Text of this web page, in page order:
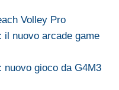
Volley Pro
il nuovo arcade game
nuovo gioco da G4M3